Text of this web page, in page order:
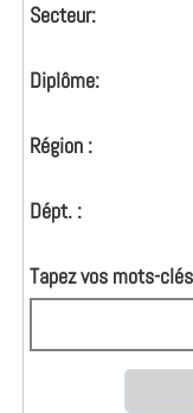
Secteur:
Diplôme:
Région :
Dépt. :
Tapez vos mots-